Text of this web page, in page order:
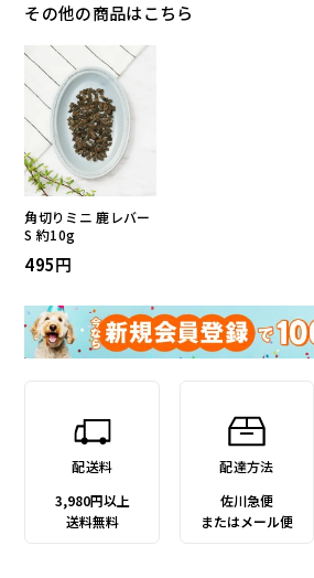
その他の商品はこちら
角切りミニ 鹿レバー
S 約10g
495
配送料
3,980円以上
送料無料
配達方法
佐川急便
またはメール便